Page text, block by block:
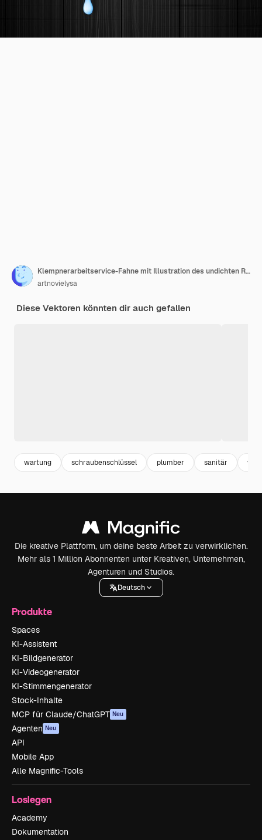
Klempnerarbeitservice-Fahne mit Illustration des undichten Rohres
artnovielysa
Diese Vektoren könnten dir auch gefallen
wartung schraubenschlüssel plumber sanitär
Die kreative Plattform, um deine beste Arbeit zu verwirklichen.
Mehr als 1 Million Abonnenten unter Kreativen, Unternehmen,
Agenturen und Studios.
Deutsch
Produkte
Spaces
KI-Assistent
KI-Bildgenerator
KI-Videogenerator
KI-Stimmengenerator
Stock-Inhalte
MCP für Claude/ChatGPT Neu
Agenten Neu
API
Mobile App
Alle Magnific-Tools
Loslegen
Academy
Dokumentation